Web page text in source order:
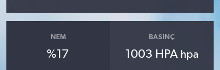
NEM
%17
BASINÇ
1003 HPA hpa